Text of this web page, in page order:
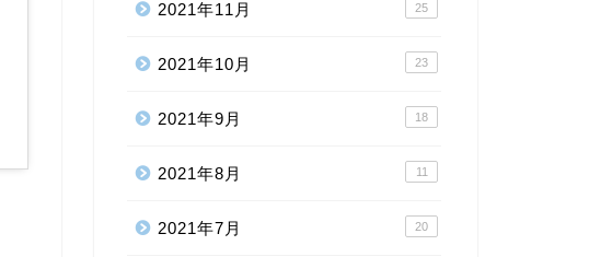
2021年11月 25
2021年10月 23
2021年9月 18
2021年8月 11
2021年7月 20